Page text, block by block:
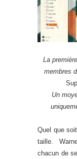
La
membres
Un
Quel que
taille.
chacun de